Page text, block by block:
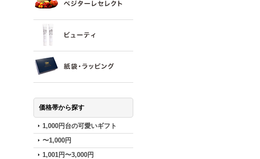
価格帯から探す
1,000円台の可愛いギフト
〜1,000円
1,001円〜3,000円